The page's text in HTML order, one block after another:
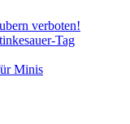
verboten!
Tag
Minis